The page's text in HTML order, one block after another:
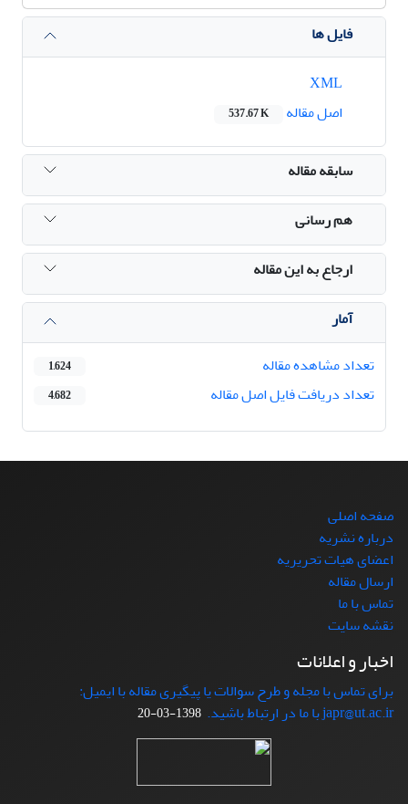
فایل ها
اصل مقاله
537.67 K
سابقه مقاله
هم رسانی
ارجاع به این مقاله
آمار
تعداد مشاهده مقاله
1,624
تعداد دریافت فایل اصل مقاله 4,682
صفحه اصلی
درباره نشریه
اعضای هیات تحریریه
ارسال مقاله
تماس با ما
نقشه سایت
اخبار و اعلانات
برای تماس با مجله و طرح سوالات یا پیگیری مقاله با ایمیل:
japr@ut.ac.ir با ما در ارتباط باشید.
1398-03-20